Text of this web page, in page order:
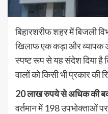
बिहारशरीफ शहर में बिजली
खिलाफ एक कड़ा और व्यापक
स्पष्ट रूप से यह संदेश दिया है
वालों को किसी भी प्रकार की
20 लाख रुपये से अधिक की
वर्तमान में 198 उपभोक्ताओं